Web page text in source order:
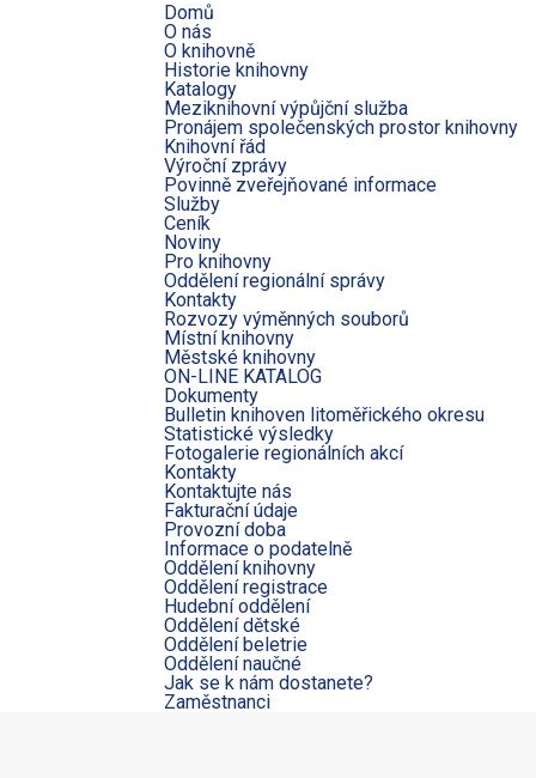
Domů
O nás
O knihovně
Historie knihovny
Katalogy
Meziknihovní výpůjční služba
Pronájem společenských prostor knihovny
Knihovní řád
Výroční zprávy
Povinně zveřejňované informace
Služby
Ceník
Noviny
Pro knihovny
Oddělení regionální správy
Kontakty
Rozvozy výměnných souborů
Místní knihovny
Městské knihovny
ON-LINE KATALOG
Dokumenty
Bulletin knihoven litoměřického okresu
Statistické výsledky
Fotogalerie regionálních akcí
Kontakty
Kontaktujte nás
Fakturační údaje
Provozní doba
Informace o podatelně
Oddělení knihovny
Oddělení registrace
Hudební oddělení
Oddělení dětské
Oddělení beletrie
Oddělení naučné
Jak se k nám dostanete?
Zaměstnanci